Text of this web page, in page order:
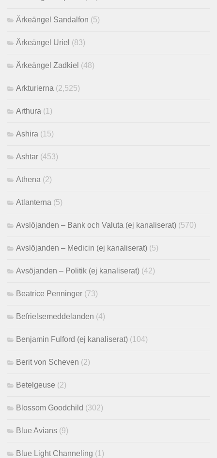
Ärkeängel Sandalfon (5)
Ärkeängel Uriel (83)
Ärkeängel Zadkiel (48)
Arkturierna (2,525)
Arthura (1)
Ashira (15)
Ashtar (453)
Athena (2)
Atlanterna (5)
Avslöjanden – Bank och Valuta (ej kanaliserat) (570)
Avslöjanden – Medicin (ej kanaliserat) (5)
Avsöjanden – Politik (ej kanaliserat) (42)
Beatrice Penninger (73)
Befrielsemeddelanden (4)
Benjamin Fulford (ej kanaliserat) (104)
Berit von Scheven (2)
Betelgeuse (2)
Blossom Goodchild (302)
Blue Avians (9)
Blue Light Channeling (1)